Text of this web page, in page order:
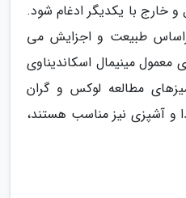
و خارج با یکدیگر ادغام شود.
براساس طبیعت و اجزایش می
معمول مینیمال اسکاندیناوی
مطالعه لوکس و گران
آشپزی نیز مناسب هستند،